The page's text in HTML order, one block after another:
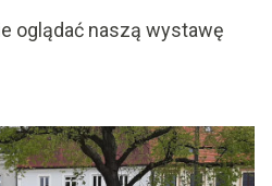
oglądać naszą wystawę